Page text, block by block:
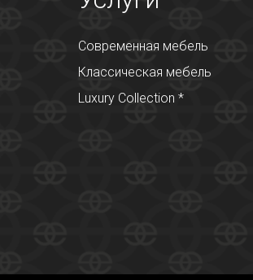
Современная мебель
Классическая мебель
Luxury Collection *